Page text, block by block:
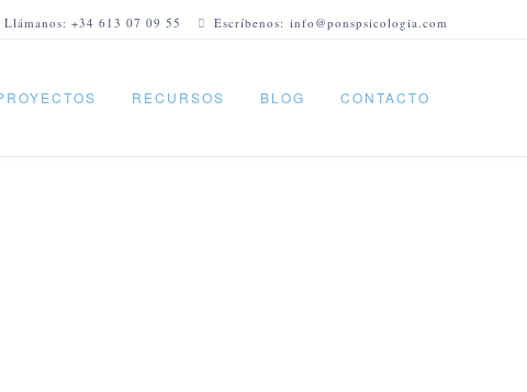
Llámanos: +34 613 07 09 55 Escríbenos: info@ponspsicologia.com
RECURSOS BLOG CONTACTO